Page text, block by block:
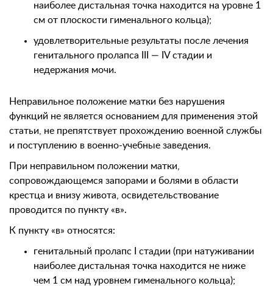
наиболее дистальная точка находится на уровне 1
см от плоскости гименального кольца);
удовлетворительные результаты после лечения
генитального пролапса III — IV стадии и
недержания мочи.
Неправильное положение матки без нарушения
функций не является основанием для применения этой
статьи, не препятствует прохождению военной службы
и поступлению в военно-учебные заведения.
При неправильном положении матки,
сопровождающемся запорами и болями в области
крестца и внизу живота, освидетельствование
проводится по пункту «в».
К пункту «в» относятся:
генитальный пролапс I стадии (при натуживании
наиболее дистальная точка находится не ниже
чем 1 см над уровнем гименального кольца);